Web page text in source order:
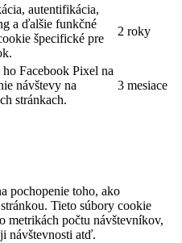
autentifikácia,
a ďalšie funkčné
špecifické pre
2 roky
Facebook Pixel na
návštevy na
stránkach.
3 mesiace
pochopenie toho, ako
Tieto súbory cookie
metrikách počtu návštevníkov,
návštevnosti atď.